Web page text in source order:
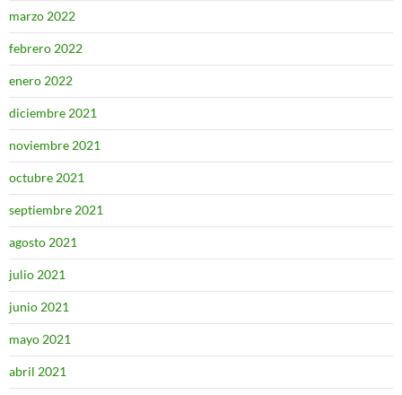
marzo 2022
febrero 2022
enero 2022
diciembre 2021
noviembre 2021
octubre 2021
septiembre 2021
agosto 2021
julio 2021
junio 2021
mayo 2021
abril 2021